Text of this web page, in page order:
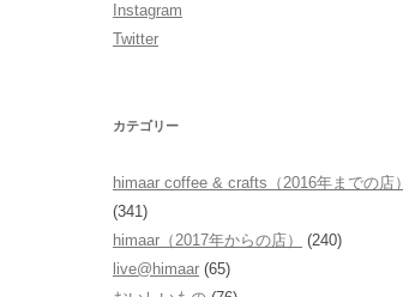
Instagram
Twitter
カテゴリー
himaar coffee & crafts（2016年までの店）
(341)
himaar（2017年からの店）
(240)
live@himaar (65)